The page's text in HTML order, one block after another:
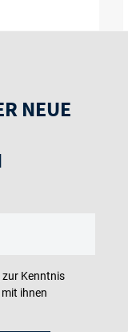
NEUE
zur Kenntnis
ihnen